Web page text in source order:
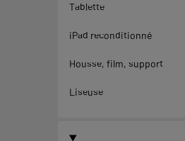
Tablette
iPad reconditionné
Housse, film, support
Liseuse